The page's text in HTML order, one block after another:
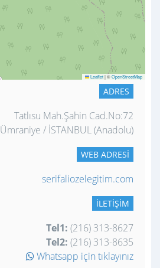
Leaflet|©OpenStreetMap
ADRES
Tatlısu Mah.Şahin Cad.No:72
Ümraniye / İSTANBUL (Anadolu)
WEB ADRESI
serifaliozelegitim.com
İLETIŞIM
Tel1: (216) 313-8627
Tel2: (216) 313-8635
Whatsapp için tıklayınız